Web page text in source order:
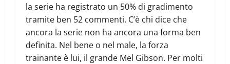
la serie ha registrato un 50% di gradimento
tramite ben 52 commenti. C’è chi dice che
ancora la serie non ha ancora una forma ben
definita. Nel bene o nel male, la forza
trainante è lui, il grande Mel Gibson. Per molti